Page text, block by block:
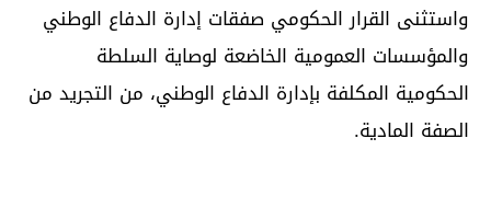
واستثنى القرار الحكومي صفقات إدارة الدفاع الوطني
والمؤسسات العمومية الخاضعة لوصاية السلطة
الحكومية المكلفة بإدارة الدفاع الوطني، من التجريد من
الصفة المادية.